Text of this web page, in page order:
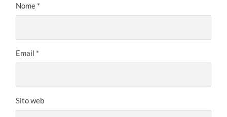
Nome *
Email *
Sito web